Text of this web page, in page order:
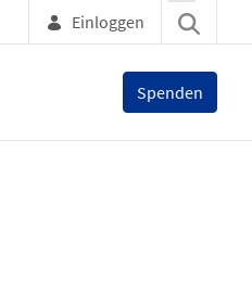
Einloggen
Spenden